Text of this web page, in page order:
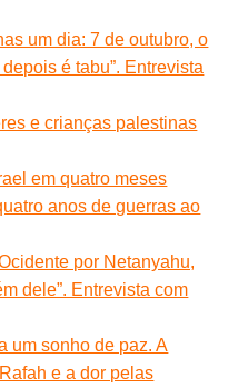
um dia: 7 de outubro, o
é tabu”. Entrevista
e crianças palestinas
em quatro meses
anos de guerras ao
por Netanyahu,
dele”. Entrevista com
um sonho de paz. A
e a dor pelas